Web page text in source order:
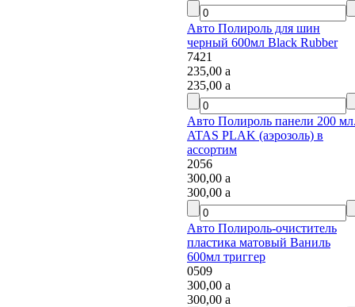
Авто Полироль для шин
черный 600мл Black Rubber
7421
235,00a
235,00a
Авто Полироль панели 200 мл.
ATAS PLAK (аэрозоль) в
ассортим
2056
300,00a
300,00a
Авто Полироль-очиститель
пластика матовый Ваниль
600мл триггер
0509
300,00a
300,00a